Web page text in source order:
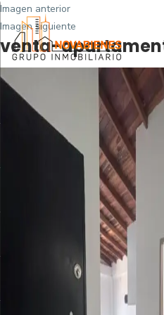
Imagen anterior
Imagen siguiente
venta-